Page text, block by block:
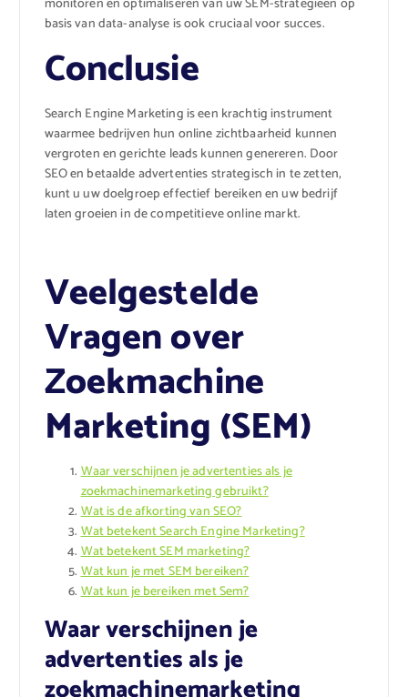
monitoren en optimaliseren van uw SEM-strategieën op
basis van data-analyse is ook cruciaal voor succes.
Conclusie
Search Engine Marketing is een krachtig instrument
waarmee bedrijven hun online zichtbaarheid kunnen
vergroten en gerichte leads kunnen genereren. Door
SEO en betaalde advertenties strategisch in te zetten,
kunt u uw doelgroep effectief bereiken en uw bedrijf
laten groeien in de competitieve online markt.
Veelgestelde
Vragen over
Zoekmachine
Marketing (SEM)
Waar verschijnen je advertenties als je
zoekmachinemarketing gebruikt?
Wat is de afkorting van SEO?
Wat betekent Search Engine Marketing?
Wat betekent SEM marketing?
Wat kun je met SEM bereiken?
Wat kun je bereiken met Sem?
Waar verschijnen je
advertenties als je